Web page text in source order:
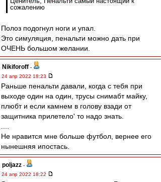
сожалению
Полоз подогнул ноги и упал.
Это симуляция, пенальти можно дать при
ОЧЕНЬ большом желании.
Nikiforoff -
24 апр 2022 18:23
Раньше пенальти давали, когда с тебя при
выходе один на один, трусы снимабт майку,
плюбт и если камнем в голову взади от
защитника прилетело' то надо знать.
Не нравится мне больше футбол, вернее его
нынешняя ипостась.
poljazz -
24 апр 2022 18:22